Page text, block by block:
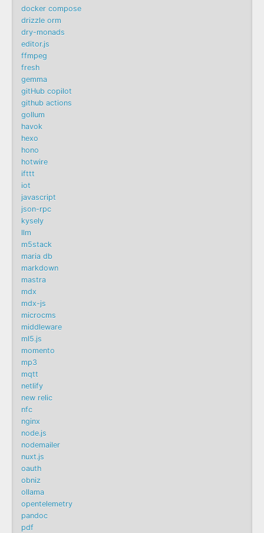
docker compose
drizzle orm
dry-monads
editor.js
ffmpeg
fresh
gemma
gitHub copilot
github actions
gollum
havok
hexo
hono
hotwire
ifttt
iot
javascript
json-rpc
kysely
llm
m5stack
maria db
markdown
mastra
mdx
mdx-js
microcms
middleware
ml5.js
momento
mp3
mqtt
netlify
new relic
nfc
nginx
node.js
nodemailer
nuxt.js
oauth
obniz
ollama
opentelemetry
pandoc
pdf